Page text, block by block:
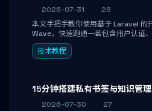
2026-07-31
28
本文手把手教你使用基于 Laravel
Wave，快速跑通一套包含用户认证
台管理的完整 SaaS 骨架。附带
业务页面开发实战，助你省去重复
技术教程
15分钟搭建私有书签与知识管
2026-07-30
27